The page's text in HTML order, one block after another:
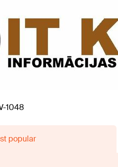
1048
popular